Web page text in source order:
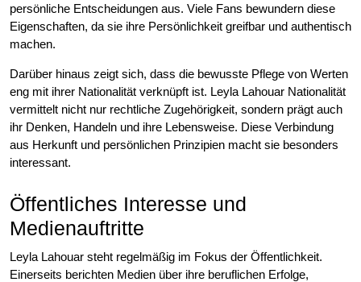
persönliche Entscheidungen aus. Viele Fans bewundern diese
Eigenschaften, da sie ihre Persönlichkeit greifbar und authentisch
machen.
Darüber hinaus zeigt sich, dass die bewusste Pflege von Werten
eng mit ihrer Nationalität verknüpft ist. Leyla Lahouar Nationalität
vermittelt nicht nur rechtliche Zugehörigkeit, sondern prägt auch
ihr Denken, Handeln und ihre Lebensweise. Diese Verbindung
aus Herkunft und persönlichen Prinzipien macht sie besonders
interessant.
Öffentliches Interesse und
Medienauftritte
Leyla Lahouar steht regelmäßig im Fokus der Öffentlichkeit.
Einerseits berichten Medien über ihre beruflichen Erfolge,